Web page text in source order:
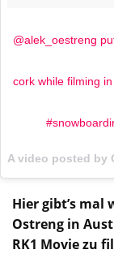
@alek_oestreng
cork while filming
Hier gibt’s mal
Ostreng in
RK1 Movie zu